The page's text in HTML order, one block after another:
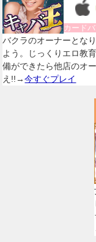
カード
バクラのオーナーとな
よう。じっくりエロ教
備ができたら他店のオ
え!!→今すぐプレイ